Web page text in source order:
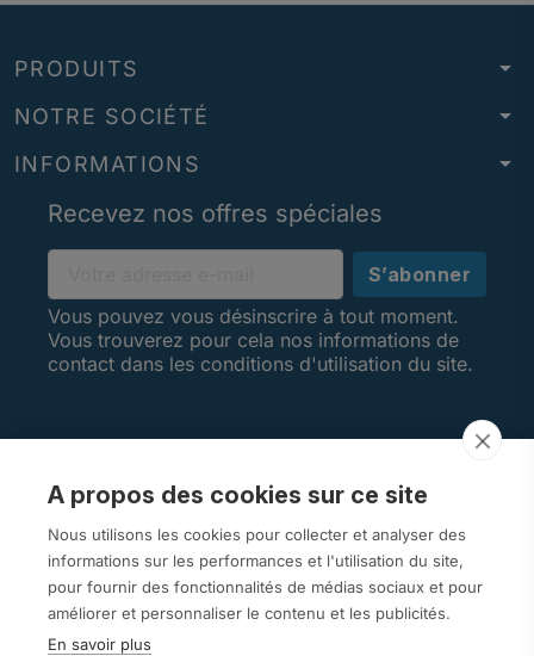
A propos des cookies sur ce site
Nous utilisons les cookies pour collecter et analyser des
informations sur les performances et l'utilisation du site,
pour fournir des fonctionnalités de médias sociaux et pour
améliorer et personnaliser le contenu et les publicités.
En savoir plus
PRODUITS arrow_drop_down
NOTRE SOCIÉTÉ arrow_drop_down
INFORMATIONS
arrow_drop_down
Recevez nos offres spéciales
Vous pouvez vous désinscrire à tout moment.
Vous trouverez pour cela nos informations de
contact dans les conditions d'utilisation du site.